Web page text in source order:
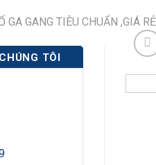
GA GANG TIÊU CHUẨN ,GIÁ RẺ
TÔI